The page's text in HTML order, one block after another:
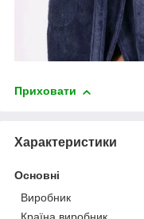
Приховати
Характеристики
Основні
Виробник